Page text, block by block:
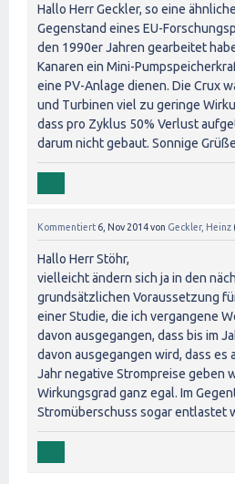
Hallo Herr Geckler, so eine
Gegenstand eines EU-
den 1990er Jahren gearbeitet
Kanaren ein Mini-
eine PV-Anlage dienen. Die Crux
und Turbinen viel zu geringe
dass pro Zyklus 50% Verlust
darum nicht gebaut. Sonnige
Kommentiert 6, Nov 2014von Geckler, Heinz
Hallo Herr Stöhr,
vielleicht ändern sich ja in den
grundsätzlichen Voraussetzung
einer Studie, die ich vergangene
davon ausgegangen, dass bis im
davon ausgegangen wird, dass es
Jahr negative Strompreise geben
Wirkungsgrad ganz egal. Im
Stromüberschuss sogar entlastet